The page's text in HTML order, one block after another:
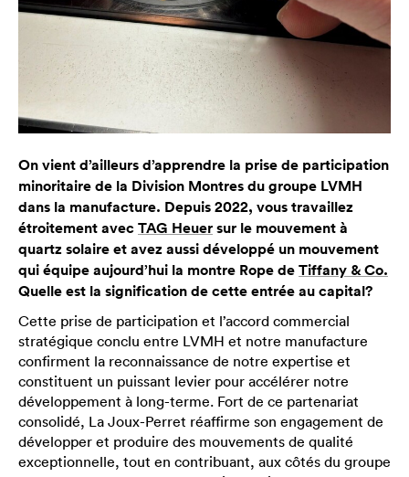
On vient d’ailleurs d’apprendre la prise de participation
minoritaire de la Division Montres du groupe LVMH
dans la manufacture. Depuis 2022, vous travaillez
étroitement avecTAG Heuersur le mouvement à
quartz solaire et avez aussi développé un mouvement
qui équipe aujourd’hui la montre Rope deTiffany & Co.
Quelle est la signification de cette entrée au capital?
Cette prise de participation et l’accord commercial
stratégique conclu entre LVMH et notre manufacture
confirment la reconnaissance de notre expertise et
constituent un puissant levier pour accélérer notre
développement à long-terme. Fort de ce partenariat
consolidé, La Joux-Perret réaffirme son engagement de
développer et produire des mouvements de qualité
exceptionnelle, tout en contribuant, aux côtés du groupe